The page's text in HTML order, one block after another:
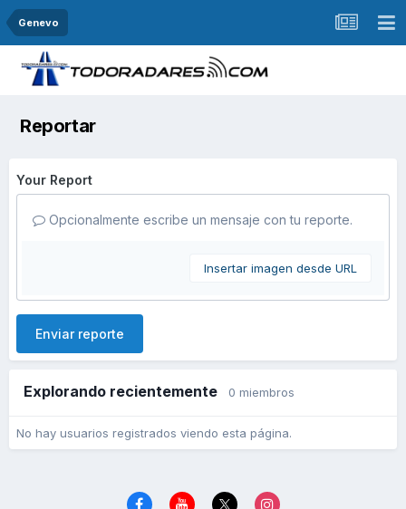
Genevo
Reportar
Your Report
Opcionalmente escribe un mensaje con tu reporte.
Insertar imagen desde URL
Enviar reporte
Explorando recientemente 0 miembros
No hay usuarios registrados viendo esta página.